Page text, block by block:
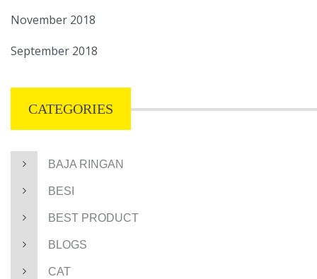
November 2018
September 2018
CATEGORIES
BAJA RINGAN
BESI
BEST PRODUCT
BLOGS
CAT